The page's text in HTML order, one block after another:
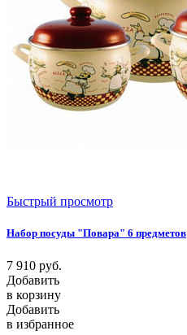
Быстрый просмотр
Набор посуды "Повара" 6 предметов
7 910 руб.
Добавить
в корзину
Добавить
в избранное